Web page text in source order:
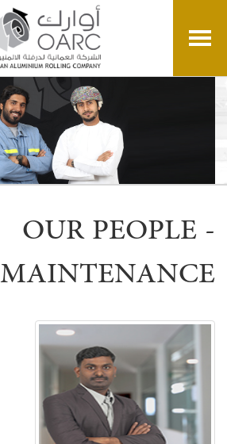
OUR PEOPLE -
MAINTENANCE
Posts
navigation